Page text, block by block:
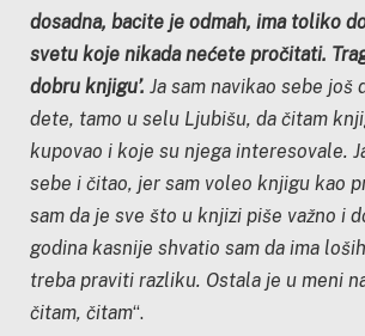
dosadna, bacite je odmah, ima toliko
svetu koje nikada nećete pročitati.
dobru knjigu’. Ja sam navikao sebe još
dete, tamo u selu Ljubišu, da čitam
kupovao i koje su njega interesovale.
sebe i čitao, jer sam voleo knjigu kao
sam da je sve što u knjizi piše važno i
godina kasnije shvatio sam da ima
treba praviti razliku. Ostala je u meni
čitam, čitam“.